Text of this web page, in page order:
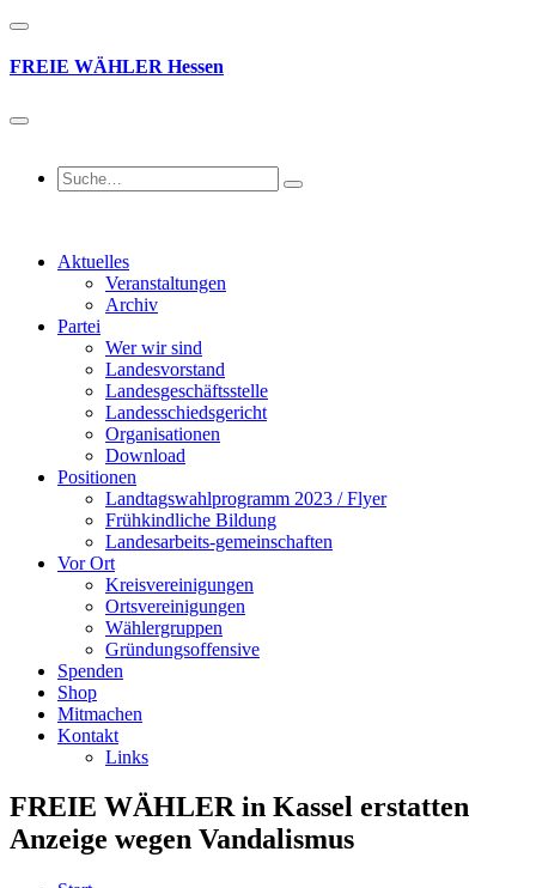
FREIE WÄHLER Hessen
Aktuelles
Veranstaltungen
Archiv
Partei
Wer wir sind
Landesvorstand
Landesgeschäftsstelle
Landesschiedsgericht
Organisationen
Download
Positionen
Landtagswahlprogramm 2023 / Flyer
Frühkindliche Bildung
Landesarbeits-gemeinschaften
Vor Ort
Kreisvereinigungen
Ortsvereinigungen
Wählergruppen
Gründungsoffensive
Spenden
Shop
Mitmachen
Kontakt
Links
FREIE WÄHLER in Kassel erstatten
Anzeige wegen Vandalismus